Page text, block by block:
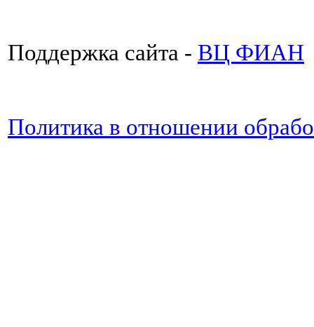
Поддержка сайта - ВЦ ФИАН
Политика в отношении